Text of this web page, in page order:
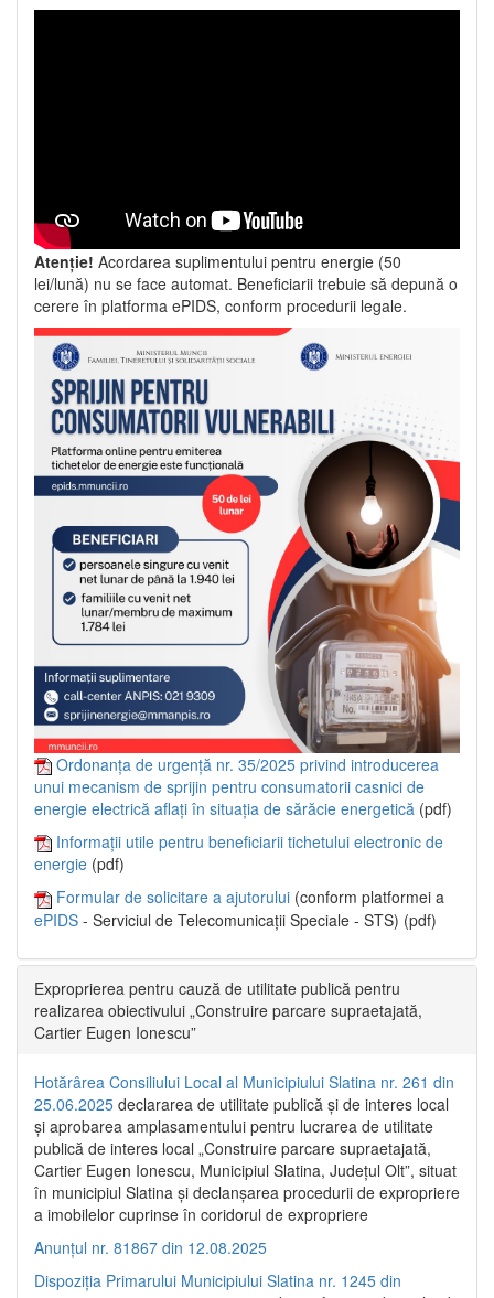
Atenție! Acordarea suplimentului pentru energie (50
lei/lună) nu se face automat. Beneficiarii trebuie să depună o
cerere în platforma ePIDS, conform procedurii legale.
Ordonanța de urgență nr. 35/2025 privind introducerea
unui mecanism de sprijin pentru consumatorii casnici de
energie electrică aflați în situația de sărăcie energetică (pdf)
Informații utile pentru beneficiarii tichetului electronic de
energie (pdf)
Formular de solicitare a ajutorului (conform platformei a
ePIDS - Serviciul de Telecomunicații Speciale - STS) (pdf)
Exproprierea pentru cauză de utilitate publică pentru
realizarea obiectivului „Construire parcare supraetajată,
Cartier Eugen Ionescu”
Hotărârea Consiliului Local al Municipiului Slatina nr. 261 din
25.06.2025 declararea de utilitate publică și de interes local
și aprobarea amplasamentului pentru lucrarea de utilitate
publică de interes local „Construire parcare supraetajată,
Cartier Eugen Ionescu, Municipiul Slatina, Județul Olt”, situat
în municipiul Slatina și declanșarea procedurii de expropriere
a imobilelor cuprinse în coridorul de expropriere
Anunțul nr. 81867 din 12.08.2025
Dispoziția Primarului Municipiului Slatina nr. 1245 din